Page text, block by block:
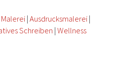
|Ausdrucksmalerei |
Schreiben |Wellness